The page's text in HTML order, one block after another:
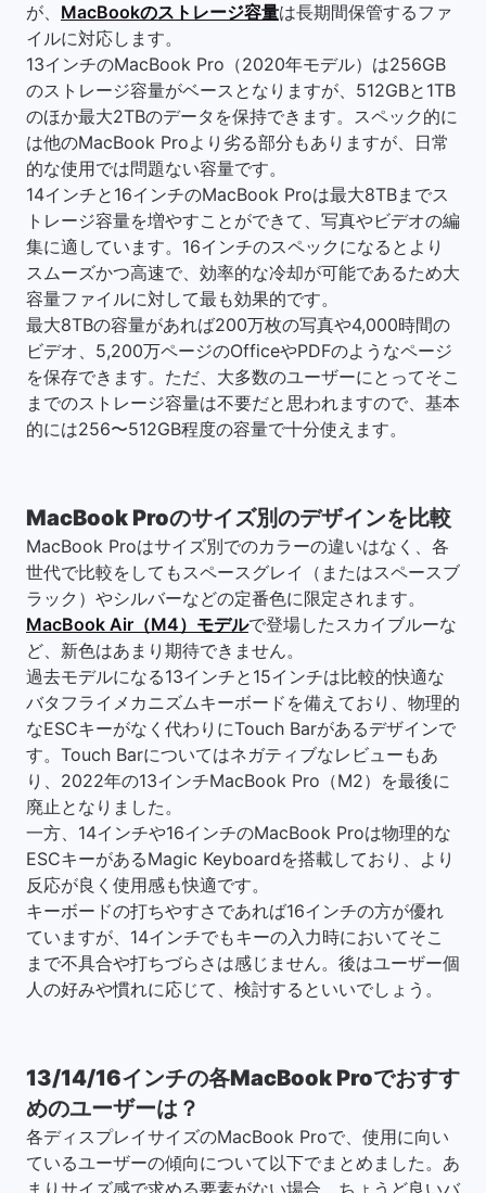
が、 MacBookのストレージ容量は長期間保管するファ
イルに対応します。
13インチのMacBook Pro（2020年モデル）は256GB
のストレージ容量がベースとなりますが、512GBと1TB
のほか最大2TBのデータを保持できます。スペック的に
は他のMacBook Proより劣る部分もありますが、日常
的な使用では問題ない容量です。
14インチと16インチのMacBook Proは最大8TBまでス
トレージ容量を増やすことができて、写真やビデオの編
集に適しています。16インチのスペックになるとより
スムーズかつ高速で、効率的な冷却が可能であるため大
容量ファイルに対して最も効果的です。
最大8TBの容量があれば200万枚の写真や4,000時間の
ビデオ、5,200万ページのOfficeやPDFのようなページ
を保存できます。ただ、大多数のユーザーにとってそこ
までのストレージ容量は不要だと思われますので、基本
的には256〜512GB程度の容量で十分使えます。
MacBook Proのサイズ別のデザインを比較
MacBook Proはサイズ別でのカラーの違いはなく、各
世代で比較をしてもスペースグレイ（またはスペースブ
ラック）やシルバーなどの定番色に限定されます。
MacBook Air（M4）モデルで登場したスカイブルーな
ど、新色はあまり期待できません。
過去モデルになる13インチと15インチは比較的快適な
バタフライメカニズムキーボードを備えており、物理的
なESCキーがなく代わりにTouch Barがあるデザインで
す。Touch Barについてはネガティブなレビューもあ
り、2022年の13インチMacBook Pro（M2）を最後に
廃止となりました。
一方、14インチや16インチのMacBook Proは物理的な
ESCキーがあるMagic Keyboardを搭載しており、より
反応が良く使用感も快適です。
キーボードの打ちやすさであれば16インチの方が優れ
ていますが、14インチでもキーの入力時においてそこ
まで不具合や打ちづらさは感じません。後はユーザー個
人の好みや慣れに応じて、検討するといいでしょう。
13/14/16インチの各MacBook Proでおすす
めのユーザーは？
各ディスプレイサイズのMacBook Proで、使用に向い
ているユーザーの傾向について以下でまとめました。あ
まりサイズ感で求める要素がない場合、ちょうど良いバ